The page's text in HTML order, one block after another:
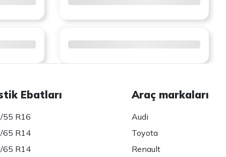
Ebatları
55 R16
65 R14
65 R14
Araç markaları
Audi
Toyota
Renault